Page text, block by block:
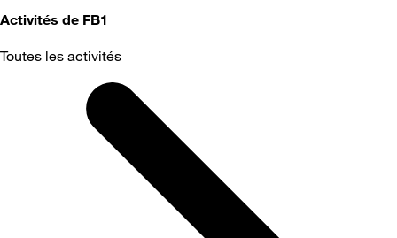
Activités de FB1
Toutes les activités